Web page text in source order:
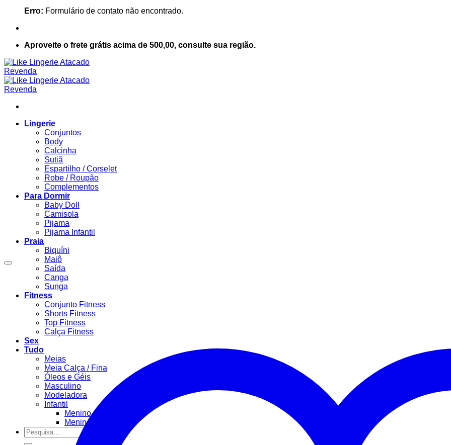
Erro: Formulário de contato não encontrado.
Aproveite o frete grátis acima de 500,00, consulte sua região.
Lingerie
Conjuntos
Body
Calcinha
Sutiã
Espartilho / Corselet
Robe / Roupão
Complementos
Para Dormir
Baby Doll
Camisola
Pijama
Pijama Infantil
Praia
Biquíni
Maiô
Saída
Canga
Sunga
Fitness
Conjunto Fitness
Shorts Fitness
Top Fitness
Calça Fitness
Sex
Tudo
Meias
Meia Calça / Fina
Óleos e Géis
Masculino
Modeladora
Infantil
Menino
Menina
Pesquisar
por: